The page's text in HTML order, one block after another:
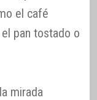
el café
pan tostado o
mirada